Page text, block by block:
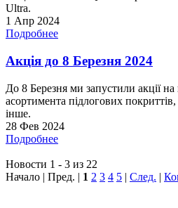
Ultra.
1 Апр 2024
Подробнее
Акція до 8 Березня 2024
До 8 Березня ми запустили акції
асортимента підлогових
інше.
28 Фев 2024
Подробнее
Новости 1 - 3 из 22
Начало | Пред. | 1 2 3 4 5 | След. |